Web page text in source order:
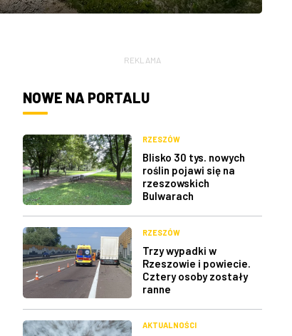
REKLAMA
NOWE NA PORTALU
RZESZÓW
Blisko 30 tys. nowych
roślin pojawi się na
rzeszowskich
Bulwarach
RZESZÓW
Trzy wypadki w
Rzeszowie i powiecie.
Cztery osoby zostały
ranne
AKTUALNOŚCI